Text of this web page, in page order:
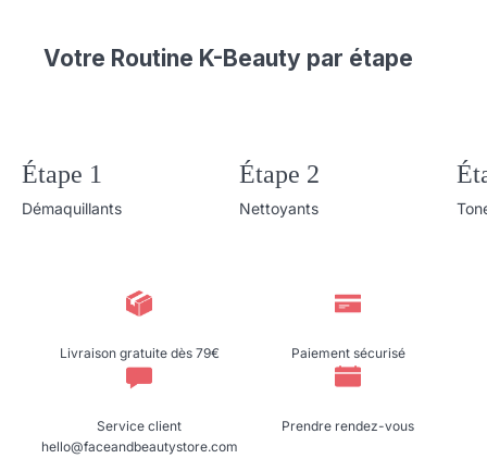
Votre Routine K-Beauty par étape
Étape 1
Démaquillants
Étape 2
Nettoyants
Livraison gratuite dès 79€ Paiement sécurisé
Service client
hello@faceandbeautystore.com
Prendre rendez-vous